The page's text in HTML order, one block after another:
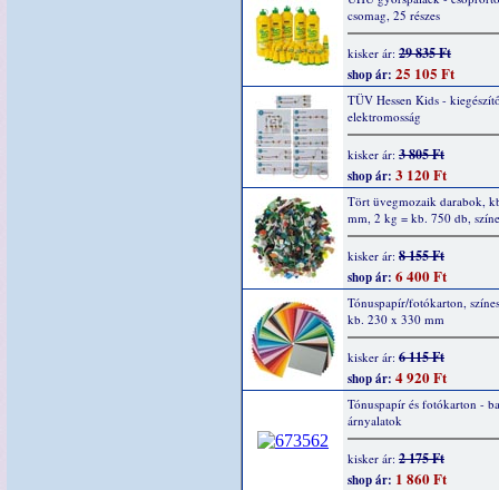
csomag, 25 részes
kisker ár: 29 835 Ft
shop ár: 25 105 Ft
TÜV Hessen Kids -
elektromosság
kisker ár: 3 805 Ft
shop ár: 3 120 Ft
Tört üvegmozaik darabok,
mm, 2 kg = kb. 750 db,
kisker ár: 8 155 Ft
shop ár: 6 400 Ft
Tónuspapír/fotókarton,
kb. 230 x 330 mm
kisker ár: 6 115 Ft
shop ár: 4 920 Ft
Tónuspapír és fotókarton -
árnyalatok
kisker ár: 2 175 Ft
shop ár: 1 860 Ft